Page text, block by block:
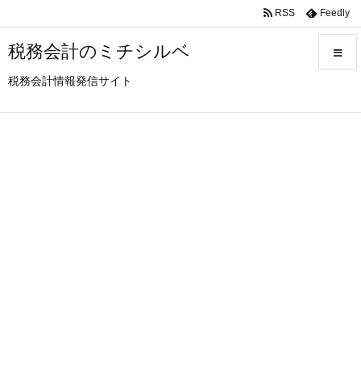
税務会計のミチシルベ
税務会計情報発信サイト
RSS Feedly